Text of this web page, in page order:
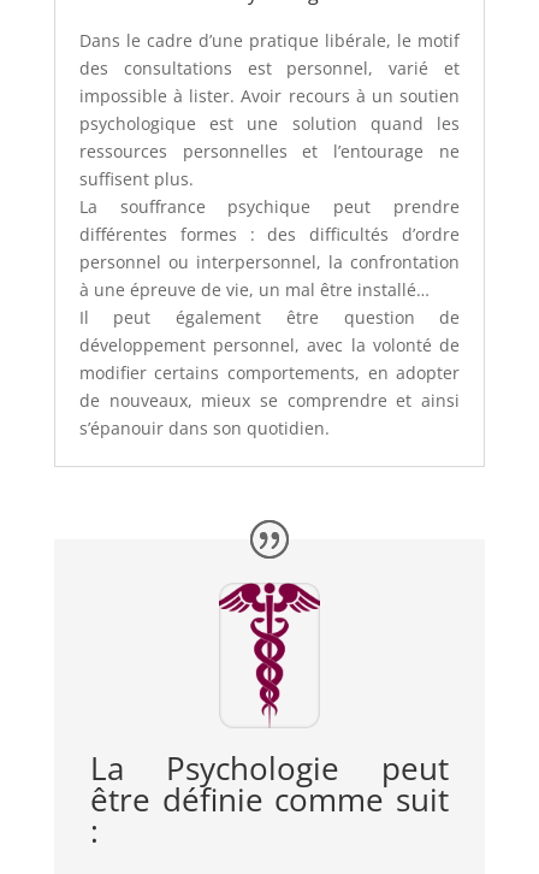
Dans le cadre d’une pratique libérale, le motif
des consultations est personnel, varié et
impossible à lister. Avoir recours à un soutien
psychologique est une solution quand les
ressources personnelles et l’entourage ne
suffisent plus.
La souffrance psychique peut prendre
différentes formes : des difficultés d’ordre
personnel ou interpersonnel, la confrontation
à une épreuve de vie, un mal être installé…
Il peut également être question de
développement personnel, avec la volonté de
modifier certains comportements, en adopter
de nouveaux, mieux se comprendre et ainsi
s’épanouir dans son quotidien.
La Psychologie peut
être définie comme suit
: